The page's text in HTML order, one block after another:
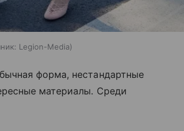
Legion-Media
форма, нестандартные
материалы. Среди